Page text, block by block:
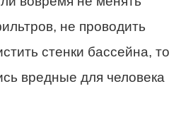
не проводить
стенки бассейна, то
вредные для человека